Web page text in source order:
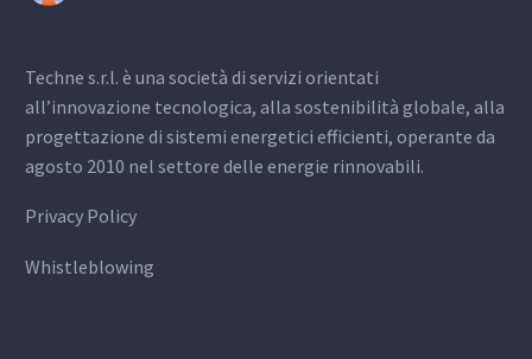
Techne s.r.l. è una società di servizi orientati
all’innovazione tecnologica, alla sostenibilità globale, alla
progettazione di sistemi energetici efficienti, operante da
agosto 2010 nel settore delle energie rinnovabili.
Privacy Policy
Whistleblowing